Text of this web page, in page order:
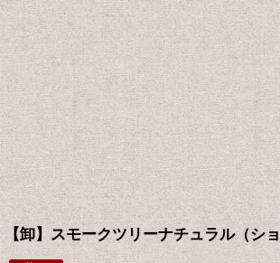
【卸】スモークツリーナチュラル（シ